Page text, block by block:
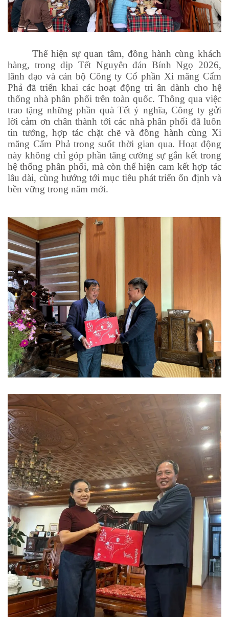
Thể hiện sự quan tâm, đồng hành cùng khách
hàng, trong dịp Tết Nguyên đán Bính Ngọ 2026,
lãnh đạo và cán bộ Công ty Cổ phần Xi măng Cẩm
Phả đã triển khai các hoạt động tri ân dành cho hệ
thống nhà phân phối trên toàn quốc. Thông qua việc
trao tặng những phần quà Tết ý nghĩa, Công ty gửi
lời cảm ơn chân thành tới các nhà phân phối đã luôn
tin tưởng, hợp tác chặt chẽ và đồng hành cùng Xi
măng Cẩm Phả trong suốt thời gian qua. Hoạt động
này không chỉ góp phần tăng cường sự gắn kết trong
hệ thống phân phối, mà còn thể hiện cam kết hợp tác
lâu dài, cùng hướng tới mục tiêu phát triển ổn định và
bền vững trong năm mới.